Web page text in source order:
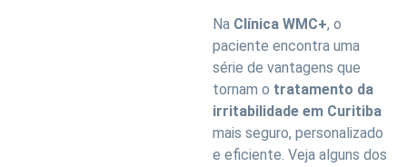
Na Clínica WMC+, o
paciente encontra uma
série de vantagens que
tornam o tratamento da
irritabilidade em Curitiba
mais seguro, personalizado
e eficiente. Veja alguns dos